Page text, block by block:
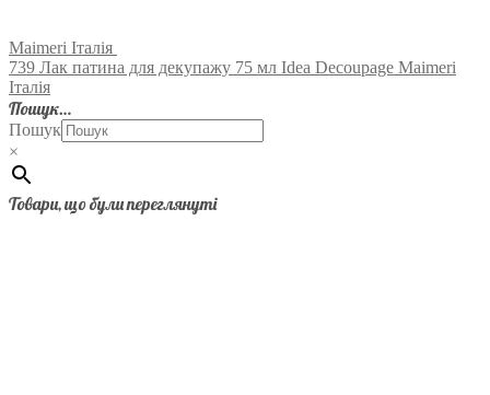
Maimeri Італія
739 Лак патина для декупажу 75 мл Idea Decoupage Maimeri
Італія
Пошук…
Пошук
×
Товари, що були переглянуті